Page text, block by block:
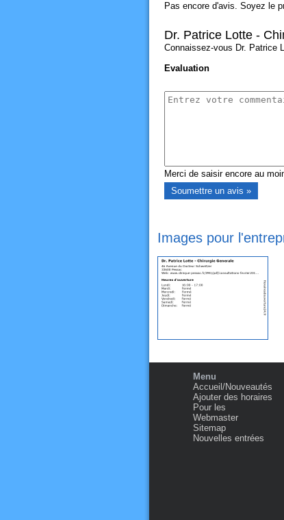
Pas encore d'avis. Soyez le
Dr. Patrice Lotte -
Connaissez-vous Dr. Patrice
Evaluation
Merci de saisir encore au
Images pour
Menu
Accueil/Nouveautés
Ajouter des horaires
Pour les
Webmaster
Sitemap
Nouvelles entrées